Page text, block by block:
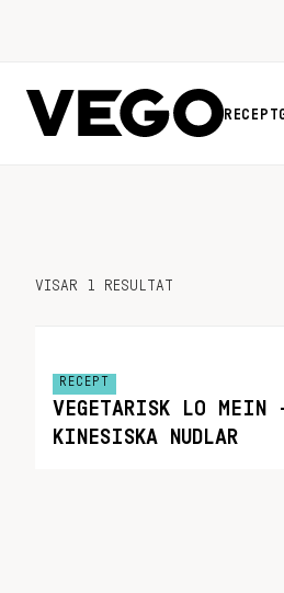
RECEPT
VISAR 1 RESULTAT
RECEPT
VEGETARISK LO MEIN
KINESISKA NUDLAR